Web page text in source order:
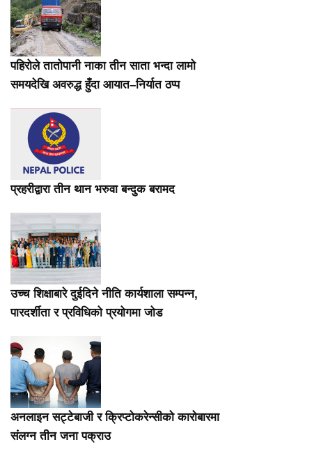
पहिरोले तातोपानी नाका तीन साता भन्दा लामो
समयदेखि अवरुद्ध हुँदा आयात–निर्यात ठप्प
प्रहरीद्वारा तीन थान भरुवा बन्दुक बरामद
उच्च शिक्षाबारे दुईदिने नीति कार्यशाला सम्पन्न,
पारदर्शीता र प्रविधिको प्रयोगमा जोड
अनलाइन सट्टेबाजी र क्रिप्टोकरेन्सीको कारोबारमा
संलग्न तीन जना पक्राउ